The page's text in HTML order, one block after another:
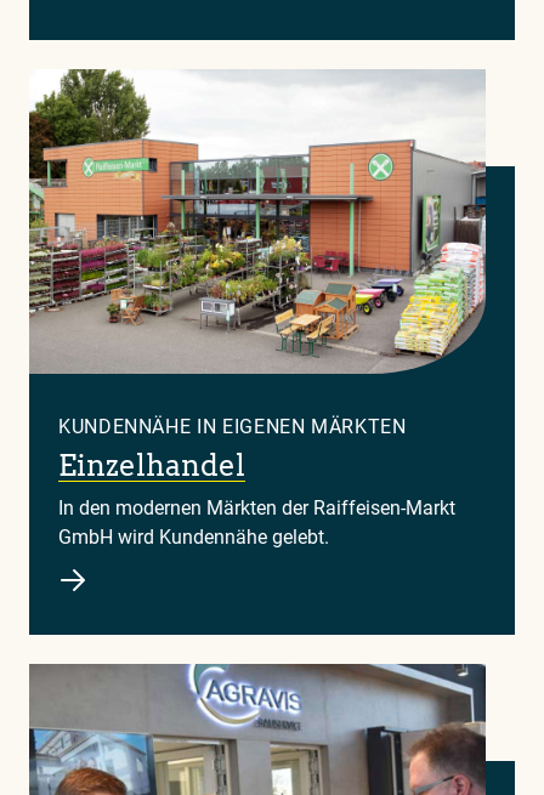
KUNDENNÄHE IN EIGENEN MÄRKTEN
Einzelhandel
In den modernen Märkten der Raiffeisen-Markt
GmbH wird Kundennähe gelebt.